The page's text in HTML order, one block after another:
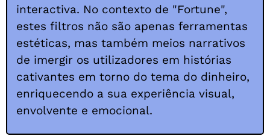
interactiva. No contexto de "Fortune",
estes filtros não são apenas ferramentas
estéticas, mas também meios narrativos
de imergir os utilizadores em histórias
cativantes em torno do tema do dinheiro,
enriquecendo a sua experiência visual,
envolvente e emocional.